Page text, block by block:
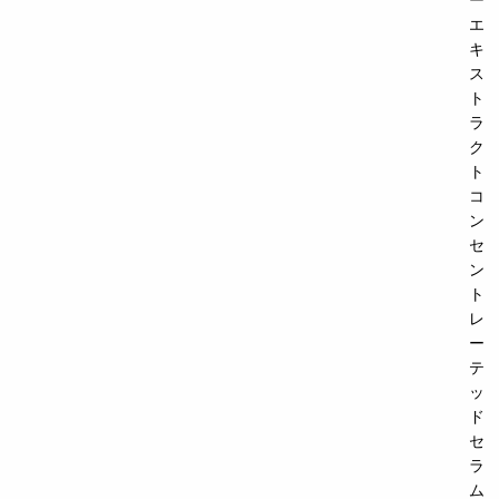
エ
キ
ス
ト
ラ
ク
ト
コ
ン
セ
ン
ト
レ
ー
テ
ッ
ド
セ
ラ
ム